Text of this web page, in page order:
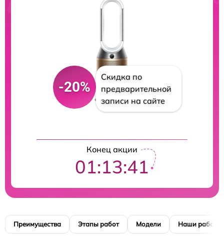
-20%
Скидка по
предварительной
записи на сайте
Конец акции
01:13:41
Преимущества Этапы работ Модели Наши работы